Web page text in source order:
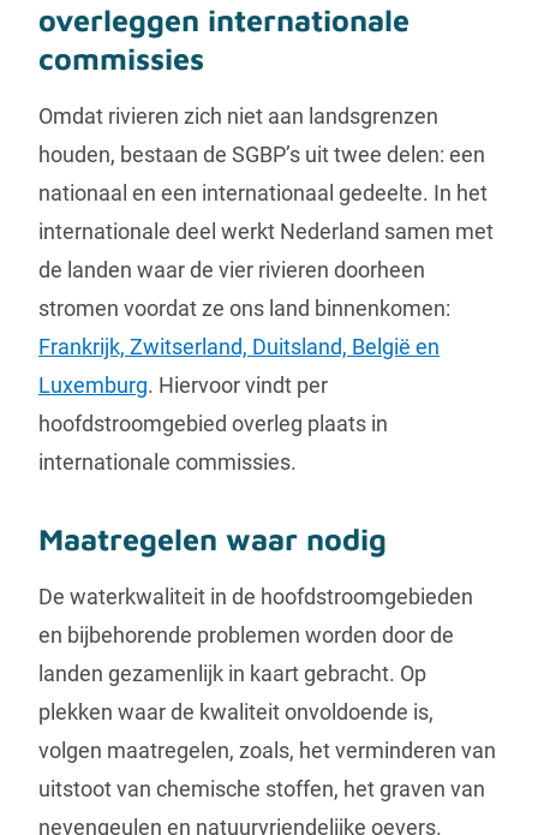
overleggen internationale
commissies
Omdat rivieren zich niet aan landsgrenzen
houden, bestaan de SGBP’s uit twee delen: een
nationaal en een internationaal gedeelte. In het
internationale deel werkt Nederland samen met
de landen waar de vier rivieren doorheen
stromen voordat ze ons land binnenkomen:
Frankrijk, Zwitserland, Duitsland, België en
Luxemburg. Hiervoor vindt per
hoofdstroomgebied overleg plaats in
internationale commissies.
Maatregelen waar nodig
De waterkwaliteit in de hoofdstroomgebieden
en bijbehorende problemen worden door de
landen gezamenlijk in kaart gebracht. Op
plekken waar de kwaliteit onvoldoende is,
volgen maatregelen, zoals, het verminderen van
uitstoot van chemische stoffen, het graven van
nevengeulen en natuurvriendelijke oevers.